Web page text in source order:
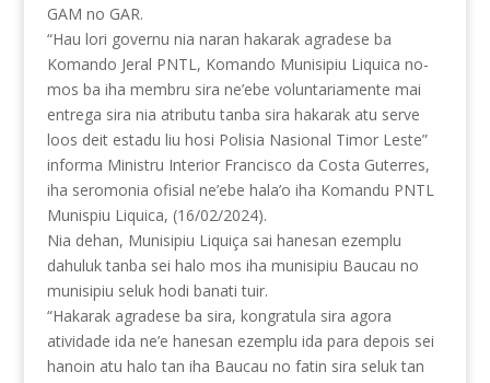
GAM no GAR.
“Hau lori governu nia naran hakarak agradese ba
Komando Jeral PNTL, Komando Munisipiu Liquica no-
mos ba iha membru sira ne’ebe voluntariamente mai
entrega sira nia atributu tanba sira hakarak atu serve
loos deit estadu liu hosi Polisia Nasional Timor Leste”
informa Ministru Interior Francisco da Costa Guterres,
iha seromonia ofisial ne’ebe hala’o iha Komandu PNTL
Munispiu Liquica, (16/02/2024).
Nia dehan, Munisipiu Liquiça sai hanesan ezemplu
dahuluk tanba sei halo mos iha munisipiu Baucau no
munisipiu seluk hodi banati tuir.
“Hakarak agradese ba sira, kongratula sira agora
atividade ida ne’e hanesan ezemplu ida para depois sei
hanoin atu halo tan iha Baucau no fatin sira seluk tan